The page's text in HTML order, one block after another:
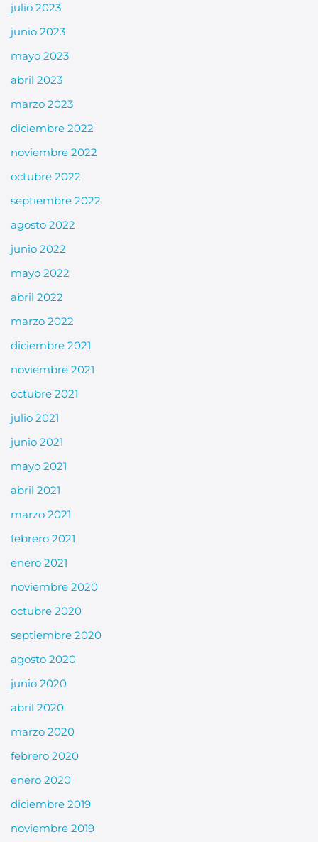
julio 2023
junio 2023
mayo 2023
abril 2023
marzo 2023
diciembre 2022
noviembre 2022
octubre 2022
septiembre 2022
agosto 2022
junio 2022
mayo 2022
abril 2022
marzo 2022
diciembre 2021
noviembre 2021
octubre 2021
julio 2021
junio 2021
mayo 2021
abril 2021
marzo 2021
febrero 2021
enero 2021
noviembre 2020
octubre 2020
septiembre 2020
agosto 2020
junio 2020
abril 2020
marzo 2020
febrero 2020
enero 2020
diciembre 2019
noviembre 2019